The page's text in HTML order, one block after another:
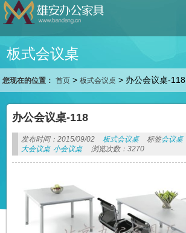
板式会议桌
您现在的位置： 首页 >板式会议桌 > 办公会议桌-118
办公会议桌-118
发布时间：2015/09/02 板式会议桌 标签会议桌
大会议桌 小会议桌 浏览次数：3270